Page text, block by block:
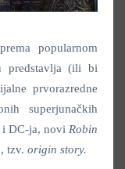
popularnom
predstavlja (ili bi
prvorazredne
superjunačkih
DC-ja, novi Robin
tzv. origin story.